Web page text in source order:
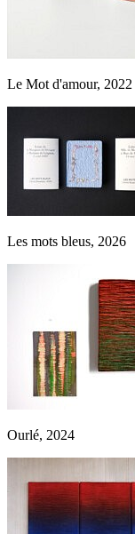
Le Mot d'amour, 2022
Les mots bleus, 2026
Ourlé, 2024